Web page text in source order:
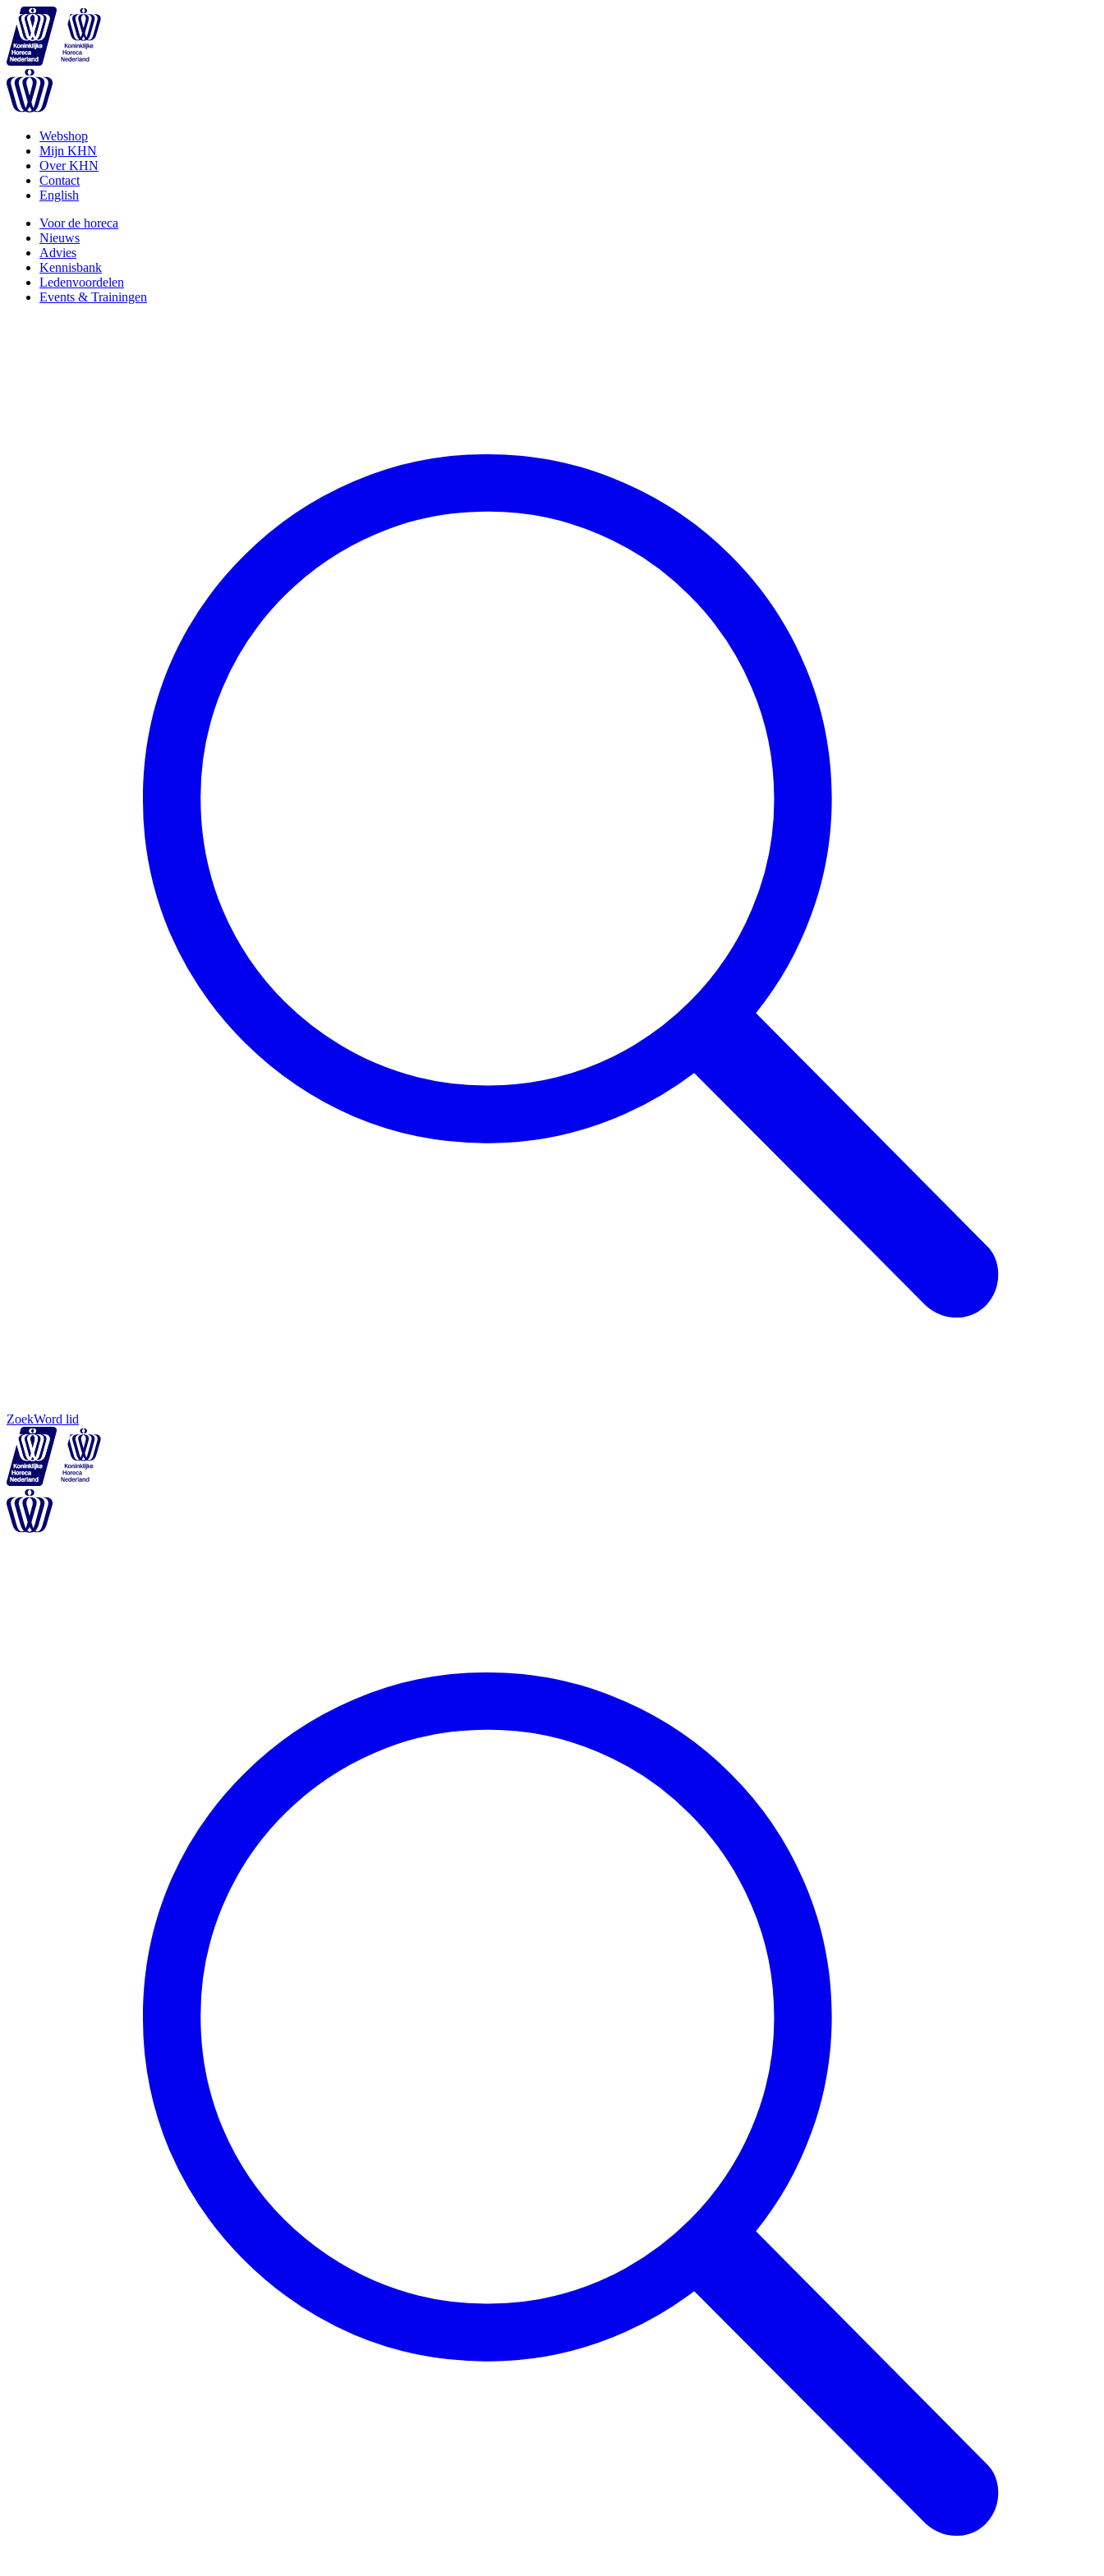
Webshop
Mijn KHN
Over KHN
Contact
English
Voor de horeca
Nieuws
Advies
Kennisbank
Ledenvoordelen
Events & Trainingen
ZoekWord lid